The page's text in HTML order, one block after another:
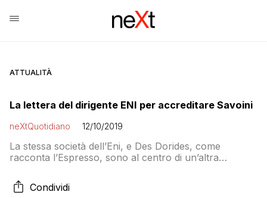
ATTUALITÀ
La lettera del dirigente ENI per accreditare Savoini
neXtQuotidiano 12/10/2019
La stessa società dell’Eni, e Des Dorides, come
racconta l’Espresso, sono al centro di un’altra
indagati italiani. Le indagini devono ancora chiarire se
la banca inglese avesse già siglato precedenti
Condividi